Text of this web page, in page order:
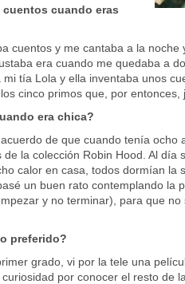
cuando eras
cuentos y me cantaba a la noche
era cuando me quedaba a
tía Lola y ella inventaba unos
cinco primos que, por entonces,
era chica?
de que cuando tenía ocho
de la colección Robin Hood. Al día
calor en casa, todos dormían la
un buen rato contemplando la
y no terminar), para que no
preferido?
grado, vi por la tele una
por conocer el resto de